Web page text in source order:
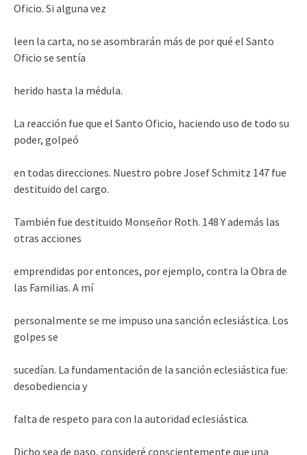
Oficio. Si alguna vez
leen la carta, no se asombrarán más de por qué el Santo
Oficio se sentía
herido hasta la médula.
La reacción fue que el Santo Oficio, haciendo uso de todo su
poder, golpeó
en todas direcciones. Nuestro pobre Josef Schmitz 147 fue
destituido del cargo.
También fue destituido Monseñor Roth. 148 Y además las
otras acciones
emprendidas por entonces, por ejemplo, contra la Obra de
las Familias. A mí
personalmente se me impuso una sanción eclesiástica. Los
golpes se
sucedían. La fundamentación de la sanción eclesiástica fue:
desobediencia y
falta de respeto para con la autoridad eclesiástica.
Dicho sea de paso, consideré conscientemente que una